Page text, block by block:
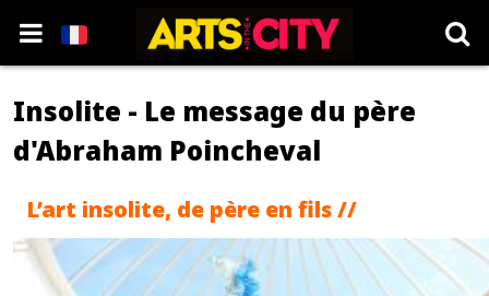
Insolite - Le message du père
d'Abraham Poincheval
L’art insolite, de père en fils //